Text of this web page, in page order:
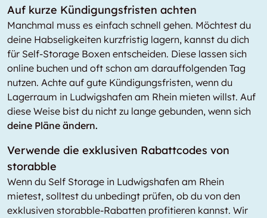
Auf kurze Kündigungsfristen achten
Manchmal muss es einfach schnell gehen. Möchtest du
deine Habseligkeiten kurzfristig lagern, kannst du dich
für Self-Storage Boxen entscheiden. Diese lassen sich
online buchen und oft schon am darauffolgenden Tag
nutzen. Achte auf gute Kündigungsfristen, wenn du
Lagerraum in Ludwigshafen am Rhein mieten willst. Auf
diese Weise bist du nicht zu lange gebunden, wenn sich
deine Pläne ändern.
Verwende die exklusiven Rabattcodes von
storabble
Wenn du Self Storage in Ludwigshafen am Rhein
mietest, solltest du unbedingt prüfen, ob du von den
exklusiven storabble-Rabatten profitieren kannst. Wir